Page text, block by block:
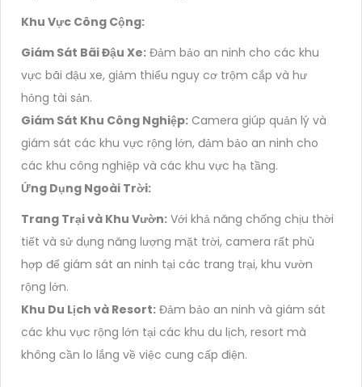
Khu Vực Công Cộng:
Giám Sát Bãi Đậu Xe: Đảm bảo an ninh cho các khu
vực bãi đậu xe, giảm thiểu nguy cơ trộm cắp và hư
hỏng tài sản.
Giám Sát Khu Công Nghiệp: Camera giúp quản lý và
giám sát các khu vực rộng lớn, đảm bảo an ninh cho
các khu công nghiệp và các khu vực hạ tầng.
Ứng Dụng Ngoài Trời:
Trang Trại và Khu Vườn: Với khả năng chống chịu thời
tiết và sử dụng năng lượng mặt trời, camera rất phù
hợp để giám sát an ninh tại các trang trại, khu vườn
rộng lớn.
Khu Du Lịch và Resort: Đảm bảo an ninh và giám sát
các khu vực rộng lớn tại các khu du lịch, resort mà
không cần lo lắng về việc cung cấp điện.